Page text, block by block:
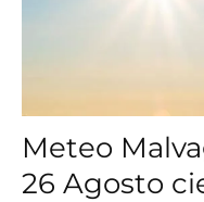
Meteo
26 Agosto